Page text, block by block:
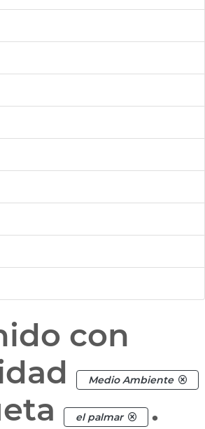
con
Medio Ambiente
el palmar .